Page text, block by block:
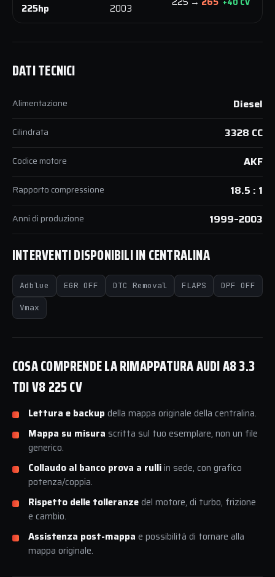
225hp
2003
DATI TECNICI
Alimentazione Diesel
Cilindrata 3328 CC
Codice motore AKF
Rapporto compressione 18.5 : 1
Anni di produzione 1999–2003
INTERVENTI DISPONIBILI IN CENTRALINA
Adblue EGR OFF DTC Removal FLAPS DPF OFF
Vmax
COSA COMPRENDE LA RIMAPPATURA AUDI A8 3.3
TDI V8 225 CV
Lettura e backup della mappa originale della centralina.
Mappa su misura scritta sul tuo esemplare, non un file
generico.
Collaudo al banco prova a rulliin sede, con grafico
potenza/coppia.
Rispetto delle tolleranzedel motore, di turbo, frizione
e cambio.
Assistenza post-mappa e possibilità di tornare alla
mappa originale.